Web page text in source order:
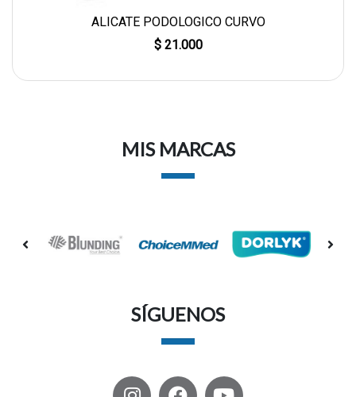
ALICATE PODOLOGICO CURVO
$ 21.000
MIS MARCAS
SÍGUENOS